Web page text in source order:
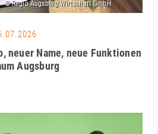
neuer Name, neue Funktionen
Augsburg